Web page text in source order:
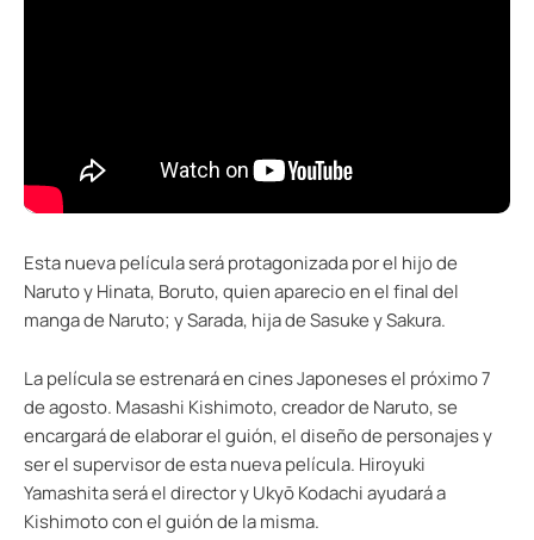
Esta nueva película será protagonizada por el hijo de
Naruto y Hinata, Boruto, quien aparecio en el final del
manga de Naruto; y Sarada, hija de Sasuke y Sakura.
La película se estrenará en cines Japoneses el próximo 7
de agosto. Masashi Kishimoto, creador de Naruto, se
encargará de elaborar el guión, el diseño de personajes y
ser el supervisor de esta nueva película. Hiroyuki
Yamashita será el director y Ukyō Kodachi ayudará a
Kishimoto con el guión de la misma.